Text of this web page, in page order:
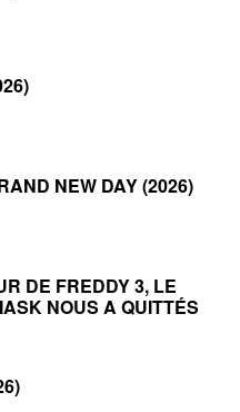
NEW DAY (2026)
DE FREDDY 3, LE
NOUS A QUITTÉS